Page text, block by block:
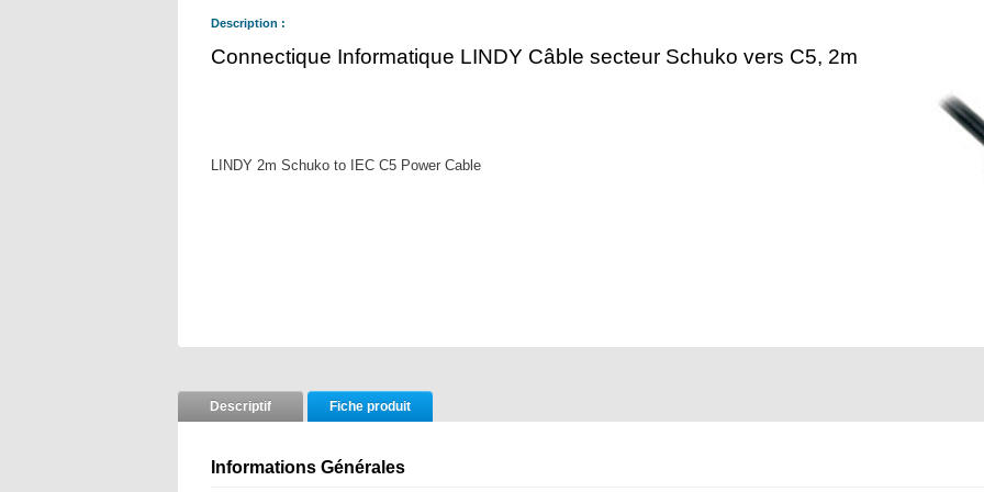
Description :
Connectique Informatique LINDY Câble secteur Schuko vers C5, 2m
LINDY 2m Schuko to IEC C5 Power Cable
Descriptif Fiche produit
Informations Générales